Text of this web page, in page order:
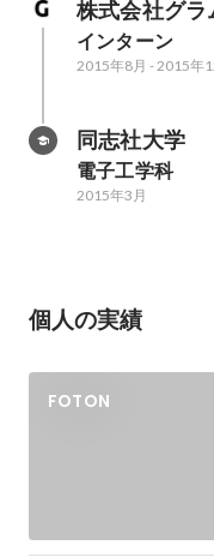
株式会社グラ
インターン
2015年8月 -2015年
同志社大学
電子工学科
2015年3月
個人の実績
FOTON